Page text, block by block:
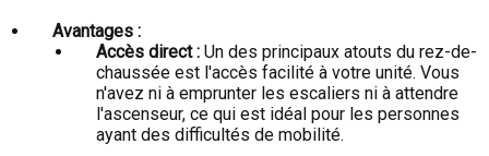
Avantages :
Accès direct : Un des principaux atouts du rez-de-
chaussée est l'accès facilité à votre unité. Vous
n'avez ni à emprunter les escaliers ni à attendre
l'ascenseur, ce qui est idéal pour les personnes
ayant des difficultés de mobilité.